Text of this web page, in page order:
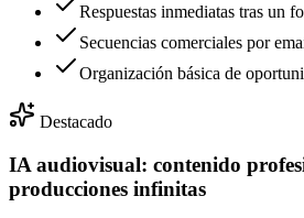
Respuestas inmediatas tras un
Secuencias comerciales por
Organización básica de
Destacado
IA audiovisual: contenido
producciones infinitas